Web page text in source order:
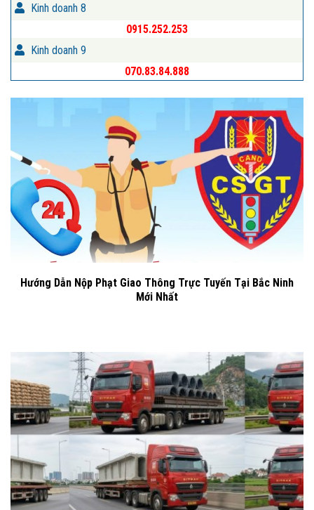
Kinh doanh 8
0915.252.253
Kinh doanh 9
070.83.84.888
Hướng Dẫn Nộp Phạt Giao Thông Trực Tuyến Tại Bắc Ninh
Mới Nhất